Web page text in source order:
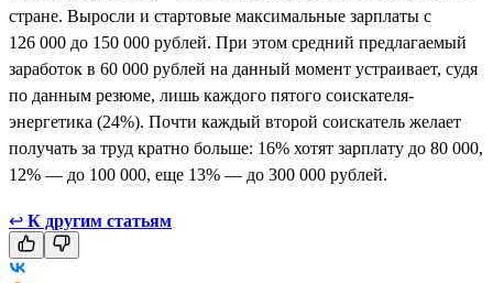
стране. Выросли и стартовые максимальные зарплаты с
126 000 до 150 000 рублей. При этом средний предлагаемый
заработок в 60 000 рублей на данный момент устраивает, судя
по данным резюме, лишь каждого пятого соискателя-
энергетика (24%). Почти каждый второй соискатель желает
получать за труд кратно больше: 16% хотят зарплату до 80 000,
12% — до 100 000, еще 13% — до 300 000 рублей.
↩ К другим статьям